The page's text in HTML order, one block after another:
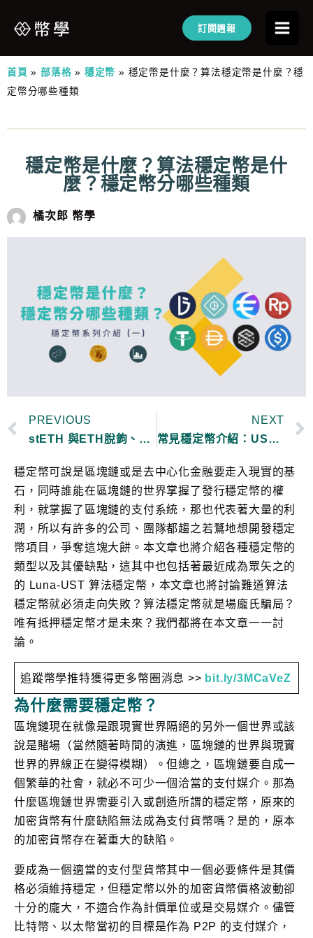
訂閱週報
首頁 »部落格 » 穩定幣 » 穩定幣是什麼？算法穩定幣是什麼？穩
定幣分哪些種類
穩定幣是什麼？算法穩定幣是什
麼？穩定幣分哪些種類
橘次郎 幣學
PREVIOUS
stETH 與ETH脫鉤、Celsius面臨擠兌潮｜stETH是什麼？會歸零嗎？
NEXT
常見穩定幣介紹：USDC, USDT, BUSD, DAI 該如何選擇？
穩定幣可說是區塊鏈或是去中心化金融要走入現實的基
石，同時誰能在區塊鏈的世界掌握了發行穩定幣的權
利，就掌握了區塊鏈的支付系統，那也代表著大量的利
潤，所以有許多的公司、團隊都趨之若鶩地想開發穩定
幣項目，爭奪這塊大餅。本文章也將介紹各種穩定幣的
類型以及其優缺點，這其中也包括著最近成為眾矢之的
的 Luna-UST 算法穩定幣，本文章也將討論難道算法
穩定幣就必須走向失敗？算法穩定幣就是場龐氏騙局？
唯有抵押穩定幣才是未來？我們都將在本文章一一討
論。
追蹤幣學推特獲得更多幣圈消息 >> bit.ly/3MCaVeZ
為什麼需要穩定幣？
區塊鏈現在就像是跟現實世界隔絕的另外一個世界或該
說是賭場（當然隨著時間的演進，區塊鏈的世界與現實
世界的界線正在變得模糊）。但總之，區塊鏈要自成一
個繁華的社會，就必不可少一個洽當的支付媒介。那為
什麼區塊鏈世界需要引入或創造所謂的穩定幣，原來的
加密貨幣有什麼缺陷無法成為支付貨幣嗎？是的，原本
的加密貨幣存在著重大的缺陷。
要成為一個適當的支付型貨幣其中一個必要條件是其價
格必須維持穩定，但穩定幣以外的加密貨幣價格波動卻
十分的龐大，不適合作為計價單位或是交易媒介。儘管
比特幣、以太幣當初的目標是作為 P2P 的支付媒介，